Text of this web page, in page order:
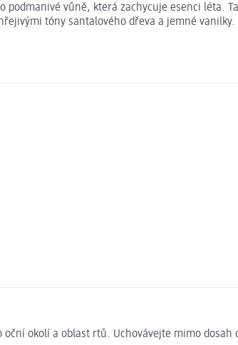
podmanivé vůně, která zachycuje esenci
tóny santalového dřeva a jemné
okolí a oblast rtů. Uchovávejte mimo dosah